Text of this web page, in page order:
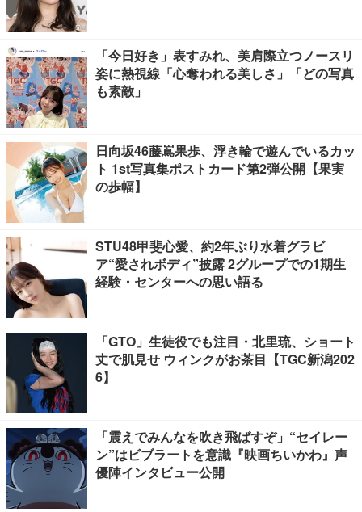
「今日好き」表すみれ、美肩際立つノースリ
姿に熱視線「心奪われる美しさ」「どの写真
も素敵」
日向坂46藤嶌果歩、浮き輪で遊んでいるカッ
ト 1st写真集ポストカード第2弾公開【果実
の歩幅】
STU48甲斐心愛、約2年ぶり水着グラビ
ア“愛されボディ”披露 2グループでの1期生
経験・センターへの思い語る
「GTO」生徒役でも注目・北里琉、ショート
丈で肌見せ ウィンクがお茶目【TGC新潟202
6】
「震えでみんなを吹き飛ばすぞ」“セイレー
ン”はビブラートを意識『映画ちいかわ』声
優陣インタビュー公開